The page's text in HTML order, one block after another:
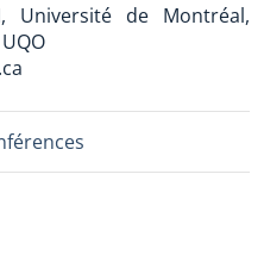
Université de Montréal,